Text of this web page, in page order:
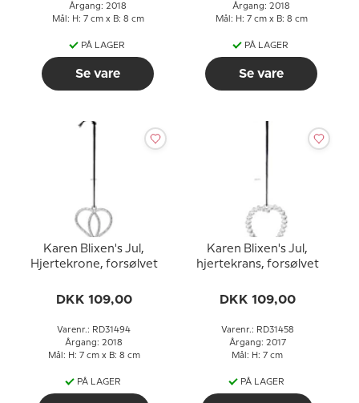
Årgang: 2018
Mål: H: 7 cm x B: 8 cm
PÅ LAGER
Se vare
Årgang: 2018
Mål: H: 7 cm x B: 8 cm
PÅ LAGER
Se vare
Karen Blixen's Jul,
Hjertekrone, forsølvet
DKK 109,00
Varenr.: RD31494
Årgang: 2018
Mål: H: 7 cm x B: 8 cm
PÅ LAGER
Karen Blixen's Jul,
hjertekrans, forsølvet
DKK 109,00
Varenr.: RD31458
Årgang: 2017
Mål: H: 7 cm
PÅ LAGER